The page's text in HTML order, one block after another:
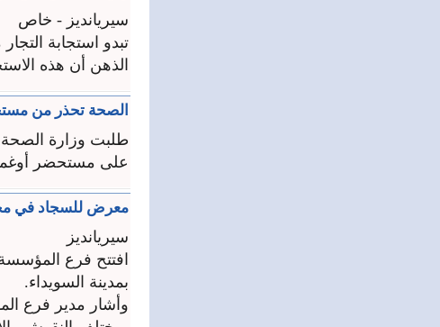
سيريانديز - خاص
تبدو استجابة
الذهن أن هذه
الصحة تحذر من
طلبت وزارة الصحة
على مستحضر
معرض للسجاد في
سيريانديز
افتتح فرع
بمدينة السويداء.
وأشار مدير فرع